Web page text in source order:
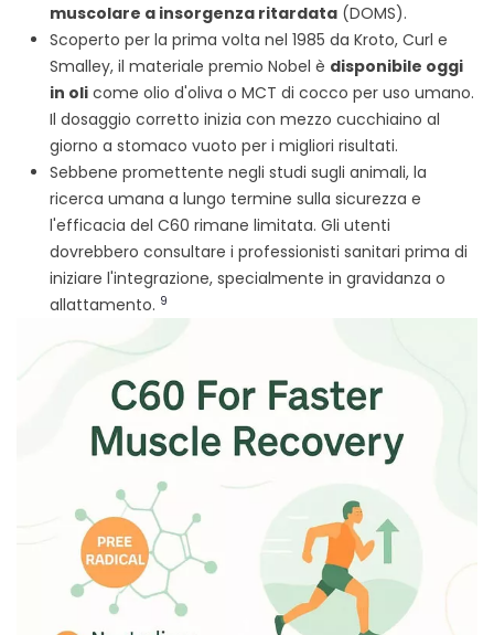
muscolare a insorgenza ritardata (DOMS).
Scoperto per la prima volta nel 1985 da Kroto, Curl e
Smalley, il materiale premio Nobel è disponibile oggi
in oli come olio d'oliva o MCT di cocco per uso umano.
Il dosaggio corretto inizia con mezzo cucchiaino al
giorno a stomaco vuoto per i migliori risultati.
Sebbene promettente negli studi sugli animali, la
ricerca umana a lungo termine sulla sicurezza e
l'efficacia del C60 rimane limitata. Gli utenti
dovrebbero consultare i professionisti sanitari prima di
iniziare l'integrazione, specialmente in gravidanza o
allattamento. 9